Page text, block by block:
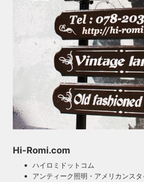
Hi-Romi.com
ハイロミドットコム
アンティーク照明・アメリカンス